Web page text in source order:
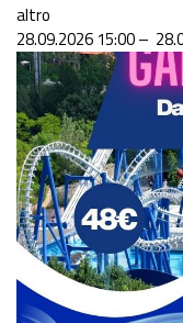
altro
28.09.2026 15:00 –